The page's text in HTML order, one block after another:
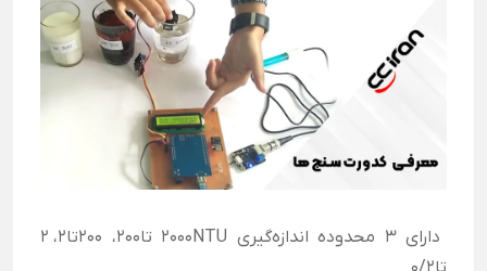
دارای 3 محدوده اندازه‌گیری 2000NTU تا200، 200تا2، 2